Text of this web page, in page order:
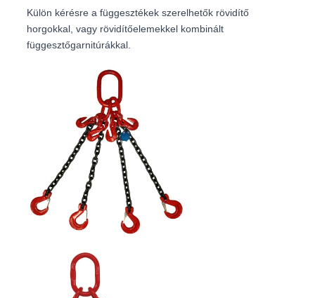
Külön kérésre a függesztékek szerelhetők rövidítő
horgokkal, vagy rövidítőelemekkel kombinált
függesztőgarnitúrákkal.